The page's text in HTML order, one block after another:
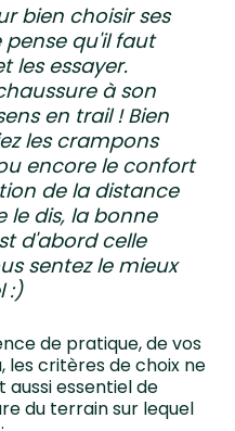
bien choisir ses
pense qu'il faut
les essayer.
à son
en trail ! Bien
les crampons
encore le confort
de la distance
le dis, la bonne
d'abord celle
sentez le mieux
:)
de pratique, de vos
les critères de choix ne
aussi essentiel de
du terrain sur lequel